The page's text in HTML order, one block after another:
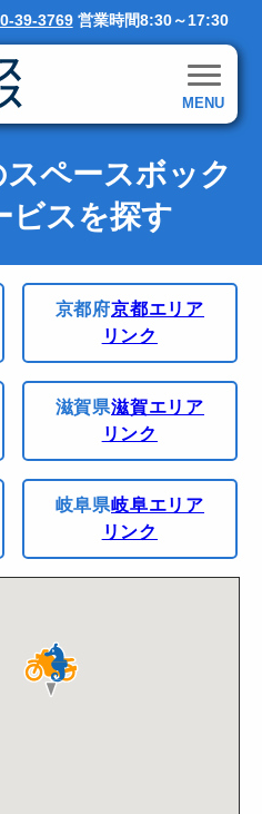
MENU
39-3769営業時間8:30～17:30
ペースボック
ビスを探す
京都府京都エリア
リンク
滋賀県滋賀エリア
リンク
岐阜県岐阜エリア
リンク